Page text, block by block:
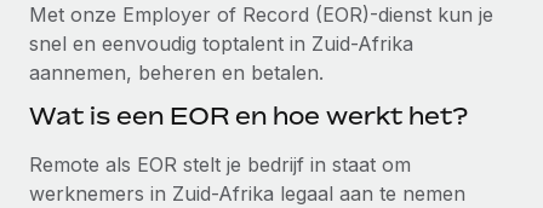
Krijg hulp van global HR- en juridische experts
Achtergrondonderzoek
Vereenvoudig het screeningsproces van
Compliance Watchtower
Integraties en advies over AI-automatiseringen
CASESTUDY'S
Hoe AI-pionier Weaviate zijn team met 120%
liet groeien met Remote
Inzichtencentrum
Met onze Employer of Record (EOR)-dienst kun je
snel en eenvoudig toptalent in Zuid-Afrika
aannemen, beheren en betalen.
Wat is een EOR en hoe werkt het?
Remote als EOR stelt je bedrijf in staat om
werknemers in Zuid-Afrika legaal aan te nemen